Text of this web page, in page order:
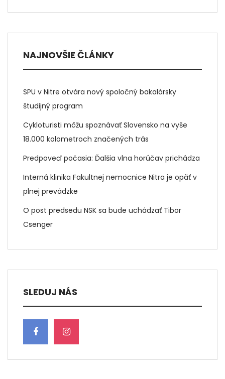
NAJNOVŠIE ČLÁNKY
SPU v Nitre otvára nový spoločný bakalársky
študijný program
Cykloturisti môžu spoznávať Slovensko na vyše
18.000 kolometroch značených trás
Predpoveď počasia: Ďalšia vlna horúčav prichádza
Interná klinika Fakultnej nemocnice Nitra je opäť v
plnej prevádzke
O post predsedu NSK sa bude uchádzať Tibor
Csenger
SLEDUJ NÁS